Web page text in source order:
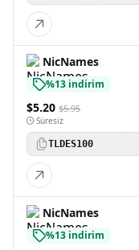
NicNames
%13 indirim
$5.20 $5.95
Süresiz
TLDES100
NicNames
%13 indirim